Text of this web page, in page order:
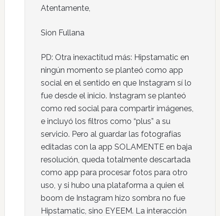
Atentamente,
Sion Fullana
PD: Otra inexactitud más: Hipstamatic en
ningún momento se planteó como app
social en el sentido en que Instagram sí lo
fue desde el inicio. Instagram se planteó
como red social para compartir imágenes,
e incluyó los filtros como “plus” a su
servicio. Pero al guardar las fotografías
editadas con la app SOLAMENTE en baja
resolución, queda totalmente descartada
como app para procesar fotos para otro
uso, y si hubo una plataforma a quien el
boom de Instagram hizo sombra no fue
Hipstamatic, sino EYEEM. La interacción